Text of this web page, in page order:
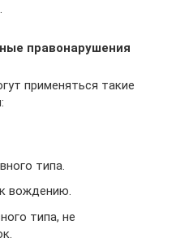
правонарушения
применяться такие
типа.
вождению.
типа, не